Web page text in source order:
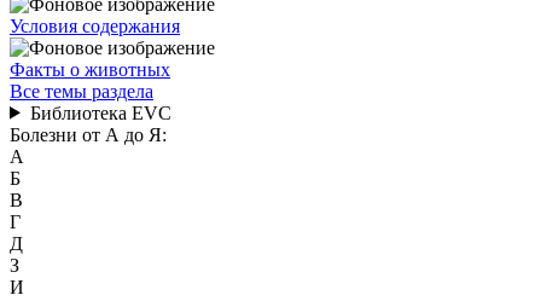
Условия содержания
Факты о животных
Все темы раздела
Библиотека EVC
Болезни от А до Я:
А
Б
В
Г
Д
З
И